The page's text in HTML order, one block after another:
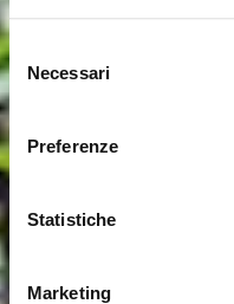
Selezione
delNecessari
Preferenze
Statistiche
Marketing
Seems like
International. Would